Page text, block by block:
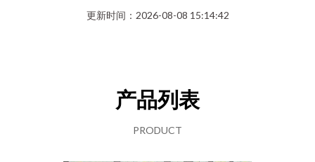
更新时间：2026-08-08 15:14:42
产品列表
PRODUCT